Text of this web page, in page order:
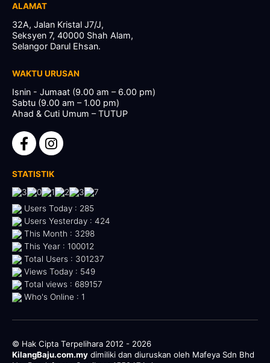
ALAMAT
32A, Jalan Kristal J7/J,
Seksyen 7, 40000 Shah Alam,
Selangor Darul Ehsan.
WAKTU URUSAN
Isnin - Jumaat (9.00 am – 6.00 pm)
Sabtu (9.00 am – 1.00 pm)
Ahad & Cuti Umum – TUTUP
STATISTIK
Users Today : 285
Users Yesterday : 424
This Month : 3298
This Year : 100012
Total Users : 301237
Views Today : 549
Total views : 689157
Who's Online : 1
© Hak Cipta Terpelihara 2012 - 2026
KilangBaju.com.my dimiliki dan diuruskan oleh Mafeya Sdn Bhd